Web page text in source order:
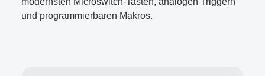
und programmierbaren Makros.